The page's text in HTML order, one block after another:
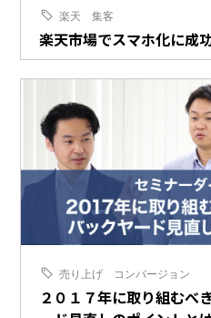
楽天 集客
楽天市場でスマホ化に成
売り上げ コンバージョン
２０１７年に取り組むべ